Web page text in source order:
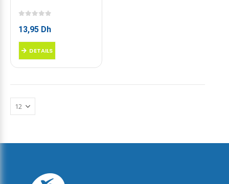
13,95 Dh
DETAILS